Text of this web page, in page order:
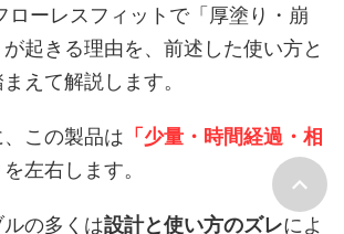
ローレスフィットで「厚塗り・崩
起きる理由を、前述した使い方と
えて解説します。
この製品は 「少量・時間経過・相
左右します。
の多くは設計と使い方のズレによ